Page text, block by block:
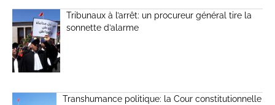
Tribunaux à l’arrêt: un procureur général tire la
sonnette d’alarme
Transhumance politique: la Cour constitutionnelle